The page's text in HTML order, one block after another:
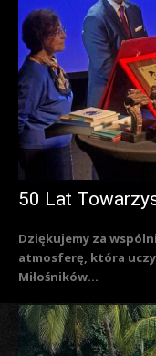
50 Lat
Dziękujemy za
atmosferę, która
Miłośników...